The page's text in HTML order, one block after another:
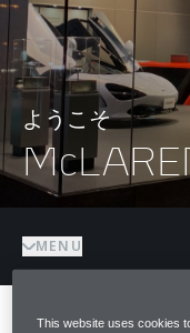
ようこそ
MENU
This website uses cookies